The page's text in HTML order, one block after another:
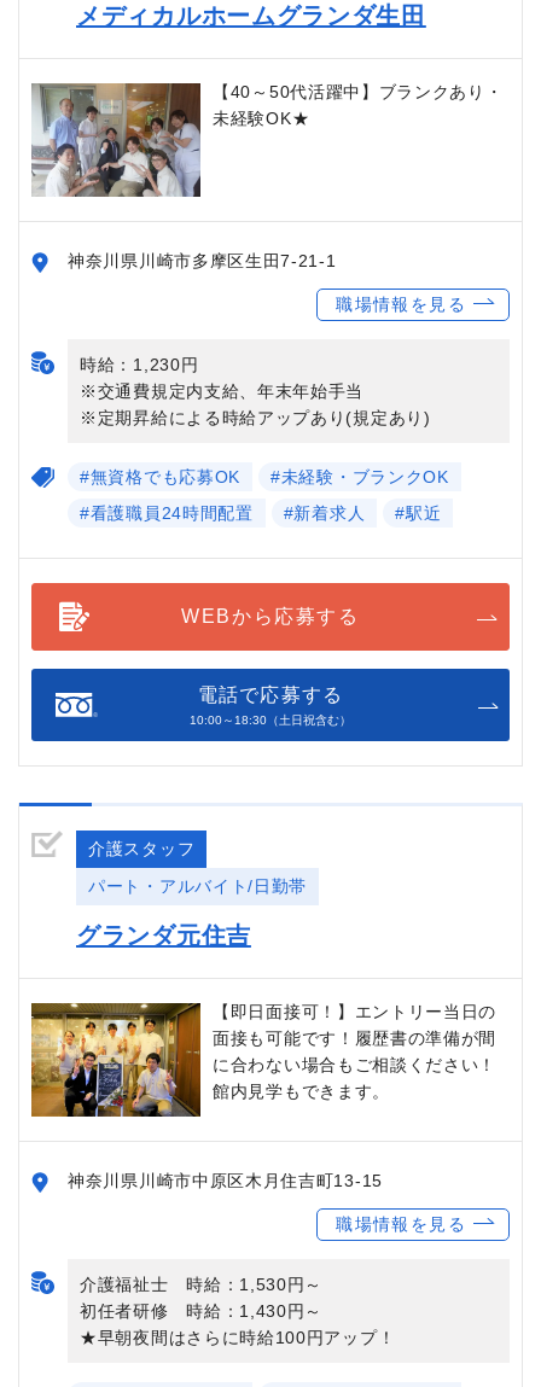
メディカルホームグランダ生田
【40～50代活躍中】ブランクあり・
未経験OK★
神奈川県川崎市多摩区生田7-21-1
職場情報を見る
時給：1,230円
※交通費規定内支給、年末年始手当
※定期昇給による時給アップあり(規定あり)
#無資格でも応募OK
#未経験・ブランクOK
#看護職員24時間配置
#新着求人 #駅近
WEBから応募する
電話で応募する
10:00～18:30（土日祝含む）
介護スタッフ
パート・アルバイト/日勤帯
グランダ元住吉
【即日面接可！】エントリー当日の
面接も可能です！履歴書の準備が間
に合わない場合もご相談ください！
館内見学もできます。
神奈川県川崎市中原区木月住吉町13-15
職場情報を見る
介護福祉士 時給：1,530円～
初任者研修 時給：1,430円～
★早朝夜間はさらに時給100円アップ！